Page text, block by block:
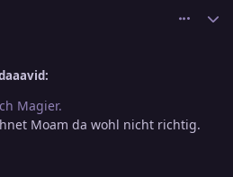
Magier.
Moam da wohl nicht richtig.